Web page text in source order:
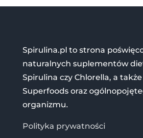
Spirulina.pl to strona
naturalnych suplementów
Spirulina czy Chlorella, a
Superfoods oraz
organizmu.
Polityka prywatności